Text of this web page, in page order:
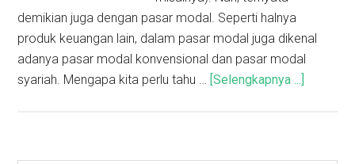
demikian juga dengan pasar modal. Seperti halnya
produk keuangan lain, dalam pasar modal juga dikenal
adanya pasar modal konvensional dan pasar modal
syariah. Mengapa kita perlu tahu … [Selengkapnya ...]